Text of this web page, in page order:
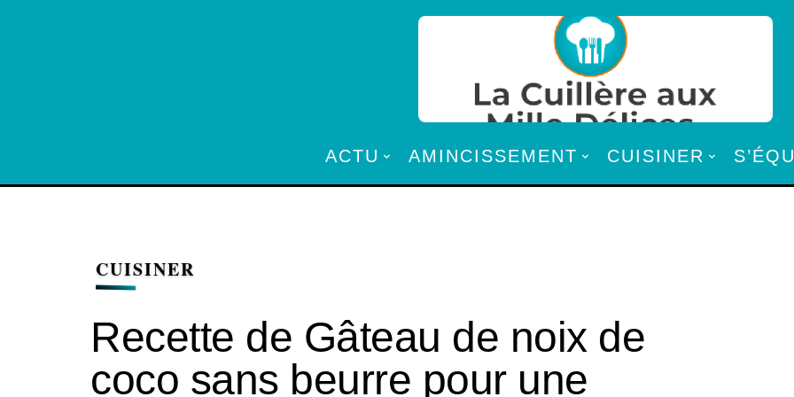
ACTU AMINCISSEMENT CUISINER
CUISINER
Recette de Gâteau de noix de
coco sans beurre pour une